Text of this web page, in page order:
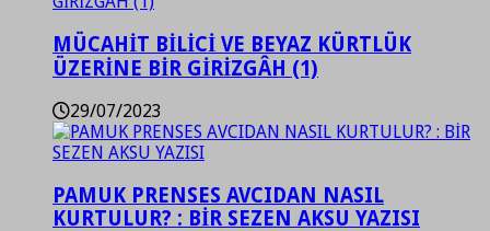
MÜCAHİT BİLİCİ VE BEYAZ KÜRTLÜK
ÜZERİNE BİR GİRİZGÂH (1)
29/07/2023
PAMUK PRENSES AVCIDAN NASIL
KURTULUR? : BİR SEZEN AKSU YAZISI